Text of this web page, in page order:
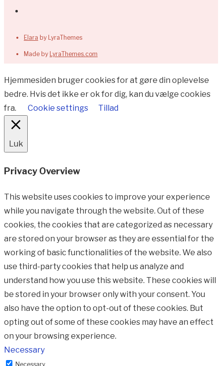
Elara by LyraThemes
Made by LyraThemes.com
Hjemmesiden bruger cookies for at gøre din oplevelse
bedre. Hvis det ikke er ok for dig, kan du vælge cookies
fra.
Cookie settings Tillad
Luk
Privacy Overview
This website uses cookies to improve your experience
while you navigate through the website. Out of these
cookies, the cookies that are categorized as necessary
are stored on your browser as they are essential for the
working of basic functionalities of the website. We also
use third-party cookies that help us analyze and
understand how you use this website. These cookies will
be stored in your browser only with your consent. You
also have the option to opt-out of these cookies. But
opting out of some of these cookies may have an effect
on your browsing experience.
Necessary
Necessary